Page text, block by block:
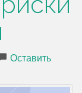
Оставить